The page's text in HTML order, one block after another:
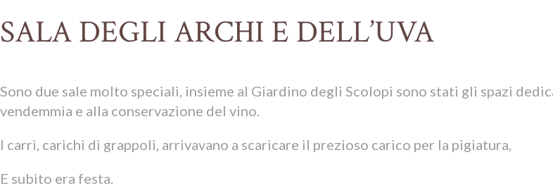
SALA DEGLI ARCHI E DELL’UVA
Sono due sale molto speciali, insieme al Giardino degli Scolopi sono stati gli spazi
vendemmia e alla conservazione del vino.
I carri, carichi di grappoli, arrivavano a scaricare il prezioso carico per la pigiatura,
E subito era festa.